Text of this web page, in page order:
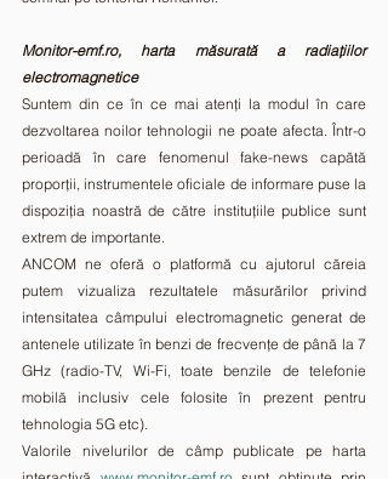
Monitor-emf.ro, harta măsurată a radiațiilor
electromagnetice
Suntem din ce în ce mai atenți la modul în care
dezvoltarea noilor tehnologii ne poate afecta. Într-o
perioadă în care fenomenul fake-news capătă
proporții, instrumentele oficiale de informare puse la
dispoziția noastră de către instituțiile publice sunt
extrem de importante.
ANCOM ne oferă o platformă cu ajutorul căreia
putem vizualiza rezultatele măsurărilor privind
intensitatea câmpului electromagnetic generat de
antenele utilizate în benzi de frecvențe de până la 7
GHz (radio-TV, Wi-Fi, toate benzile de telefonie
mobilă inclusiv cele folosite în prezent pentru
tehnologia 5G etc).
Valorile nivelurilor de câmp publicate pe harta